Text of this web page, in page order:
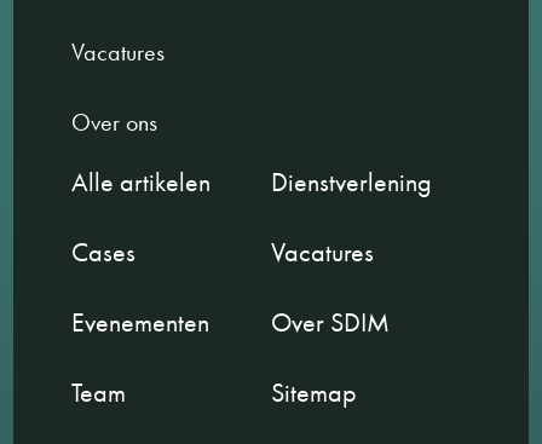
Vacatures
Over ons
Alle artikelen
Dienstverlening
Cases
Vacatures
Evenementen
Over SDIM
Team
Sitemap